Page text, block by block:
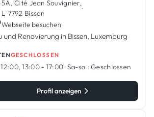
5A, Cité Jean Souvignier,
L-7792 Bissen
·
Webseite besuchen
und Renovierung in Bissen, Luxemburg
GESCHLOSSEN
13:00 - 17:00·Sa-so : Geschlossen
Profil anzeigen